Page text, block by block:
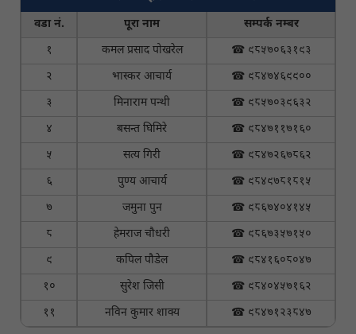
वडा नं. पूरा नाम
सम्पर्क नम्बर
१
कमल प्रसाद पोखरेल
☎ ९८५७०६३१९३
२
भास्कर आचार्य
☎ ९८४७४६९९००
३
मिनाराम पन्थी
☎ ९८५७०३९६३२
४
बसन्त घिमिरे
☎ ९८४७११७१६०
५
सत्य गिरी
☎ ९८४७२६७८६२
६
पुण्य आचार्य
☎ ९८४९७८१८१५
७
जमुना पुन
☎ ९८६७४०४१४५
८
हेमराज चौधरी
☎ ९८६७३५७१५०
९
कपिल पौडेल
☎ ९८४१६०८०४७
१०
सुरेश जिसी
☎ ९८४०४५७१६२
११
नविन कुमार शाक्य ☎ ९८४७१२३८४७